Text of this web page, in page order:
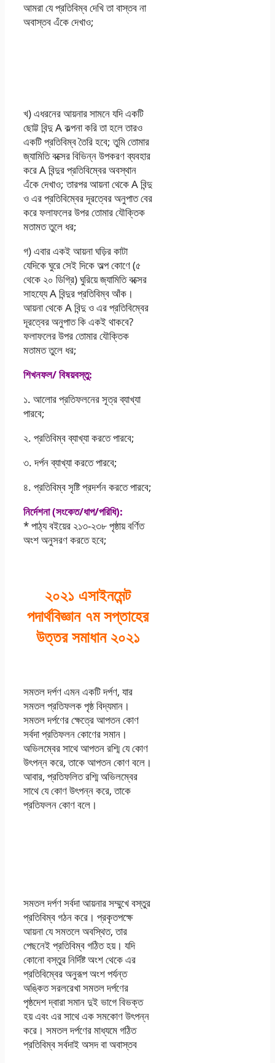
আমরা যে প্রতিবিম্ব দেখি তা বাস্তব না
অবাস্তব এঁকে দেখাও;
খ) এধরনের আয়নার সামনে যদি একটি
ছােট্ট বিন্দু A কল্পনা করি তা হলে তারও
একটি প্রতিবিম্ব তৈরি হবে; তুমি তােমার
জ্যামিতি বক্সের বিভিন্ন উপকরণ ব্যবহার
করে A বিন্দুর প্রতিবিম্বের অবস্থান
এঁকে দেখাও; তারপর আয়না থেকে A বিন্দু
ও এর প্রতিবিম্বের দূরত্বের অনুপাত বের
করে ফলাফলের উপর তােমার যৌক্তিক
মতামত তুলে ধর;
গ) এবার একই আয়না ঘড়ির কাটা
যেদিকে ঘুরে সেই দিকে অল্প কোণে (৫
থেকে ২০ ডিগ্রি) ঘুরিয়ে জ্যামিতি বক্সের
সাহয্যে A বিন্দুর প্রতিবিম্ব আঁক।
আয়না থেকে A বিন্দু ও এর প্রতিবিম্বের
দূরত্বের অনুপাত কি একই থাকবে?
ফলাফলের উপর তােমার যৌক্তিক
মতামত তুলে ধর;
শিখনফল/ বিষয়বস্তু:
১. আলাের প্রতিফলনের সূত্র ব্যাখ্যা
পারবে;
২. প্রতিবিম্ব ব্যাখ্যা করতে পারবে;
৩. দর্পন ব্যাখ্যা করতে পারবে;
৪. প্রতিবিম্ব সৃষ্টি প্রদর্শন করতে পারবে;
নির্দেশনা (সংকেত/ধাপ/পরিধি):
* পাঠ্য বইয়ের ২১৩-২৩৮ পৃষ্ঠায় বর্ণিত
অংশ অনুসরণ করতে হবে;
২০২১ এসাইনমেন্ট
পদার্থবিজ্ঞান ৭ম সপ্তাহের
উত্তর সমাধান ২০২১
সমতল দর্পণ এমন একটি দর্পণ, যার
সমতল প্রতিফলক পৃষ্ঠ বিদ্যমান।
সমতল দর্পণের ক্ষেত্রে আপতন কোণ
সর্বদা প্রতিফলন কোণের সমান।
অভিলম্বের সাথে আপতন রশ্মি যে কোণ
উৎপন্ন করে, তাকে আপতন কোণ বলে।
আবার, প্রতিফলিত রশ্মি অভিলম্বের
সাথে যে কোণ উৎপন্ন করে, তাকে
প্রতিফলন কোণ বলে।
সমতল দর্পণ সর্বদা আয়নার সম্মুখে বস্তুর
প্রতিবিম্ব গঠন করে। প্রকৃতপক্ষে
আয়না যে সমতলে অবস্থিত, তার
পেছনেই প্রতিবিম্ব গঠিত হয়। যদি
কোনো বস্তুর নির্দিষ্ট অংশ থেকে এর
প্রতিবিম্বের অনুরূপ অংশ পর্যন্ত
অঙ্কিত সরলরেখা সমতল দর্পণের
পৃষ্ঠদেশ দ্বারা সমান দুই ভাগে বিভক্ত
হয় এবং এর সাথে এক সমকোণ উৎপন্ন
করে। সমতল দর্পণের মাধ্যমে গঠিত
প্রতিবিম্ব সর্বদাই অসদ বা অবাস্তব